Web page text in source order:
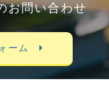
お問い合わせ
ォーム